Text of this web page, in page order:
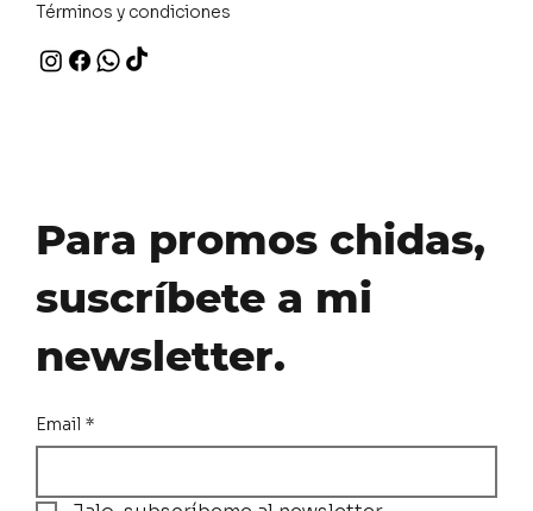
Términos y condiciones
Para promos chidas,
suscríbete a mi
newsletter.
Email *